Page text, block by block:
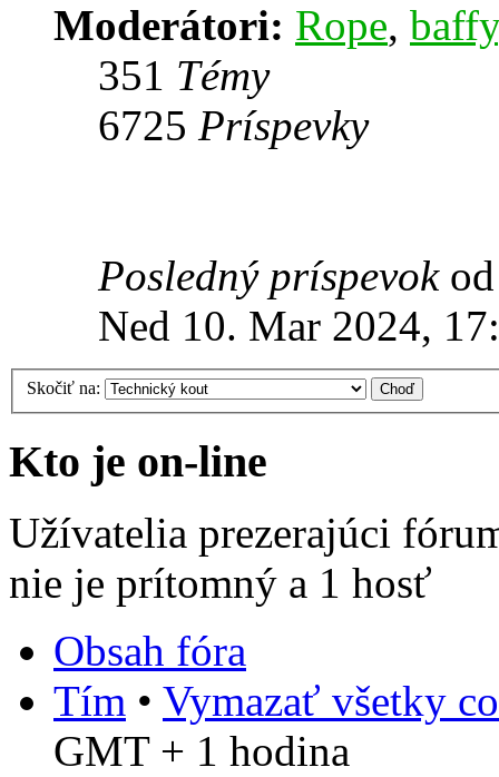
Moderátori: Rope, baffy
351 Témy
6725 Príspevky
Posledný príspevok
Ned 10. Mar 2024,
Skočiť na:
Kto je on-line
Užívatelia prezerajúci
nie je prítomný a 1 hosť
Obsah fóra
Tím • Vymazať všetky
GMT + 1 hodina